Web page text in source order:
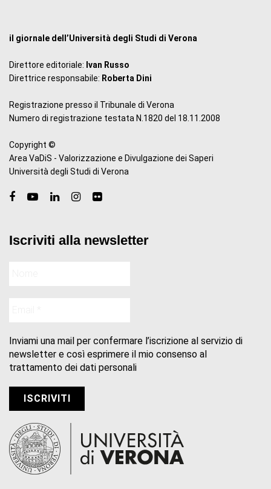
il giornale dell’Università degli Studi di Verona
Direttore editoriale: Ivan Russo
Direttrice responsabile: Roberta Dini
Registrazione presso il Tribunale di Verona
Numero di registrazione testata N.1820 del 18.11.2008
Copyright ©
Area VaDiS - Valorizzazione e Divulgazione dei Saperi
Università degli Studi di Verona
Iscriviti alla newsletter
Inviami una mail per confermare l’iscrizione al servizio di
newsletter e così esprimere il mio consenso al
trattamento dei dati personali